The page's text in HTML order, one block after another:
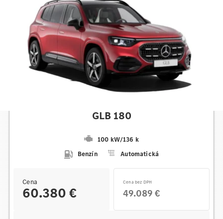
GLB 180
100 kW/136 k
Benzín
Automatická
Cena
60.380 €
Cena bez DPH
49.089 €